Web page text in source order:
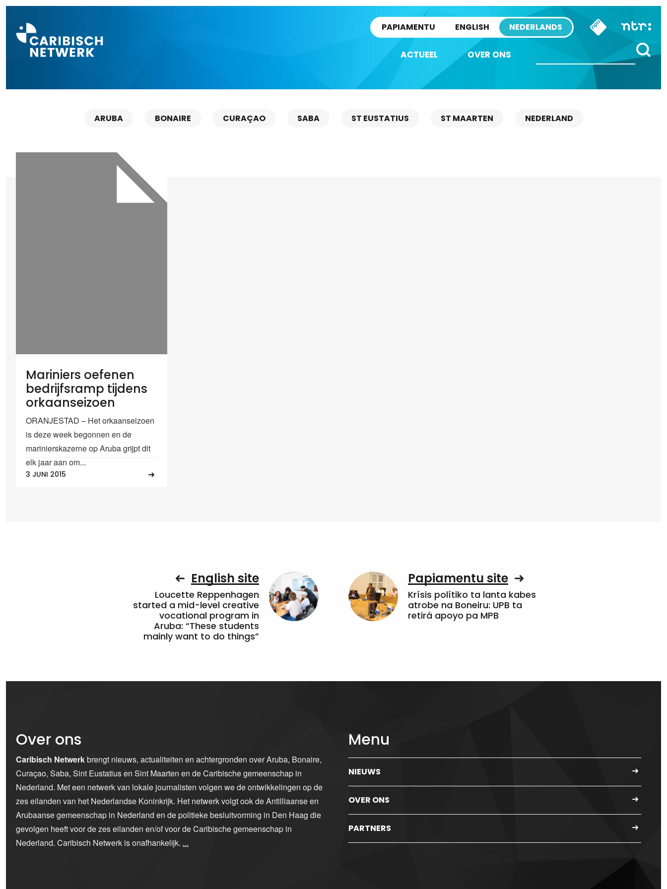
PAPIAMENTU ENGLISH NEDERLANDS
ACTUEEL OVER ONS
ARUBA BONAIRE CURAÇAO SABA ST EUSTATIUS ST MAARTEN NEDERLAND
Mariniers oefenen
bedrijfsramp tijdens
orkaanseizoen
ORANJESTAD – Het orkaanseizoen
is deze week begonnen en de
marinierskazerne op Aruba grijpt dit
elk jaar aan om...
3 JUNI 2015
English site
Loucette Reppenhagen
started a mid-level creative
vocational program in
Aruba: “These students
mainly want to do things”
Papiamentu site
Krísis polítiko ta lanta kabes
atrobe na Boneiru: UPB ta
retirá apoyo pa MPB
Over ons
Caribisch Netwerkbrengt nieuws, actualiteiten en achtergronden over Aruba, Bonaire,
Curaçao, Saba, Sint Eustatius en Sint Maarten en de Caribische gemeenschap in
Nederland. Met een netwerk van lokale journalisten volgen we de ontwikkelingen op de
zes eilanden van het Nederlandse Koninkrijk. Het netwerk volgt ook de Antilliaanse en
Arubaanse gemeenschap in Nederland en de politieke besluitvorming in Den Haag die
gevolgen heeft voor de zes eilanden en/of voor de Caribische gemeenschap in
Nederland. Caribisch Netwerk is onafhankelijk. ...
Menu
NIEUWS
OVER ONS
PARTNERS